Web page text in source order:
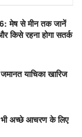
मेष से मीन तक जानें
किसे रहना होगा सतर्क
याचिका खारिज
भी अच्छे आचरण के लिए